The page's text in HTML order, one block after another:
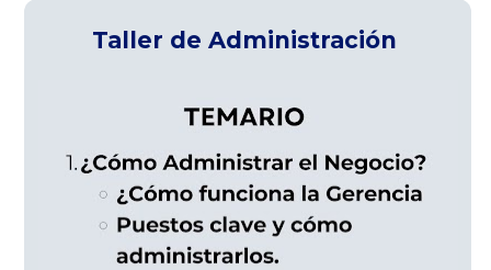
Taller de Administración